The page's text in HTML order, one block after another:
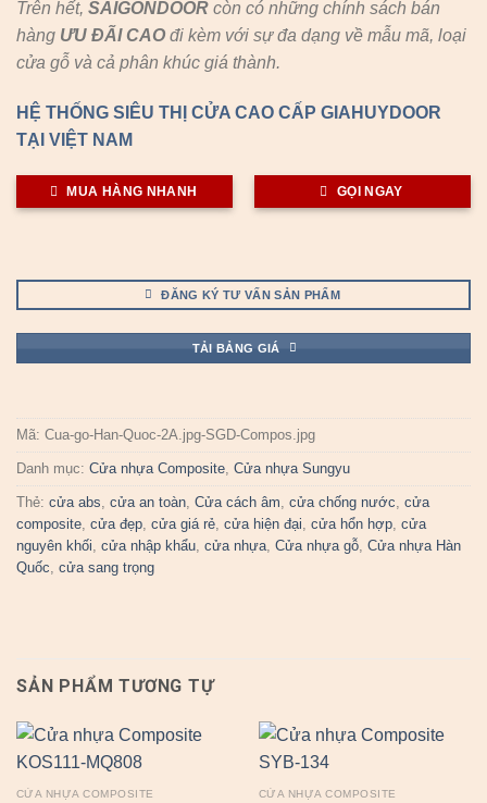
Trên hết, SAIGONDOOR còn có những chính sách bán
hàng ƯU ĐÃI CAO đi kèm với sự đa dạng về mẫu mã, loại
cửa gỗ và cả phân khúc giá thành.
HỆ THỐNG SIÊU THỊ CỬA CAO CẤP GIAHUYDOOR
TẠI VIỆT NAM
MUA HÀNG NHANH GỌI NGAY
ĐĂNG KÝ TƯ VẤN SẢN PHẨM
TẢI BẢNG GIÁ
Mã: Cua-go-Han-Quoc-2A.jpg-SGD-Compos.jpg
Danh mục: Cửa nhựa Composite, Cửa nhựa Sungyu
Thẻ: cửa abs, cửa an toàn, Cửa cách âm, cửa chống nước, cửa
composite, cửa đẹp, cửa giá rẻ, cửa hiện đại, cửa hổn hợp, cửa
nguyên khối, cửa nhập khẩu, cửa nhựa, Cửa nhựa gỗ, Cửa nhựa Hàn
Quốc, cửa sang trọng
SẢN PHẨM TƯƠNG TỰ
CỬA NHỰA COMPOSITE CỬA NHỰA COMPOSITE